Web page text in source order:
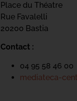
Place du Théatre
Rue Favalelli
20200 Bastia
Contact :
04 95 58 46 00
mediateca-